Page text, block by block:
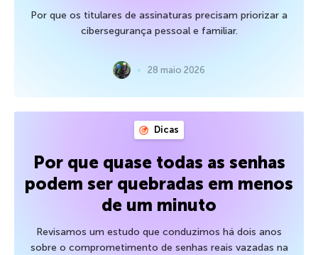
Por que os titulares de assinaturas precisam priorizar a
cibersegurança pessoal e familiar.
28 maio 2026
Dicas
Por que quase todas as senhas
podem ser quebradas em menos
de um minuto
Revisamos um estudo que conduzimos há dois anos
sobre o comprometimento de senhas reais vazadas na